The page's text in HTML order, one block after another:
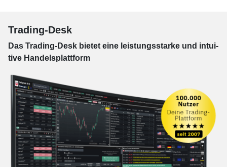
Trading-Desk
Das Trading-Desk bie­tet eine leis­tungs­star­ke und in­tui­
tive Han­dels­platt­form